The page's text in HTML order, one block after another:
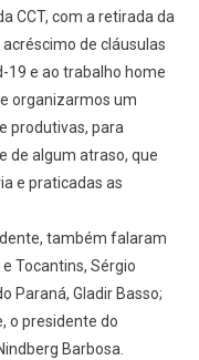
a CCT, com a retirada da
acréscimo de cláusulas
19 e ao trabalho home
organizarmos um
produtivas, para
de algum atraso, que
e praticadas as
também falaram
e Tocantins, Sérgio
Paraná, Gladir Basso;
o presidente do
berg Barbosa.